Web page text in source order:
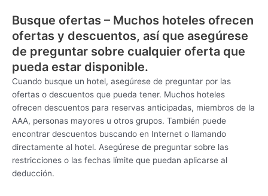
Busque ofertas – Muchos hoteles ofrecen
ofertas y descuentos, así que asegúrese
de preguntar sobre cualquier oferta que
pueda estar disponible.
Cuando busque un hotel, asegúrese de preguntar por las
ofertas o descuentos que pueda tener. Muchos hoteles
ofrecen descuentos para reservas anticipadas, miembros de la
AAA, personas mayores u otros grupos. También puede
encontrar descuentos buscando en Internet o llamando
directamente al hotel. Asegúrese de preguntar sobre las
restricciones o las fechas límite que puedan aplicarse al
deducción.